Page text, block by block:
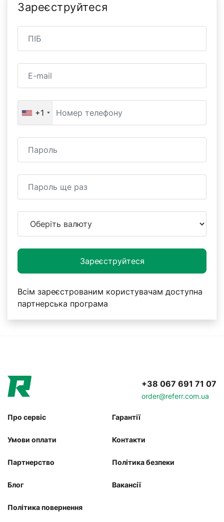
Зареєструйтеся
+1
Зареєструйтеся
Всім зареєстрованим користувачам доступна
партнерська програма
+38 067 691 71 07
order@referr.com.ua
Про сервіс Гарантії
Умови оплати Контакти
Партнерство Політика безпеки
Блог Вакансії
Політика повернення